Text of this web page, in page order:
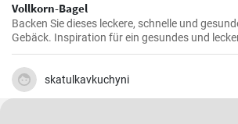
Vollkorn-Bagel
Backen Sie dieses leckere, schnelle und
Gebäck. Inspiration für ein gesundes und
man nie genug haben.
skatulkavkuchyni